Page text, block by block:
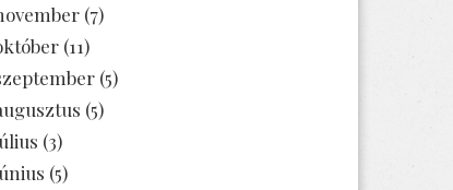
(7)
(11)
(5)
(5)
(3)
(5)